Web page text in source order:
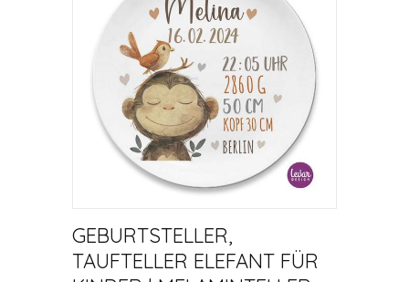
GEBURTSTELLER,
TAUFTELLER ELEFANT FÜR